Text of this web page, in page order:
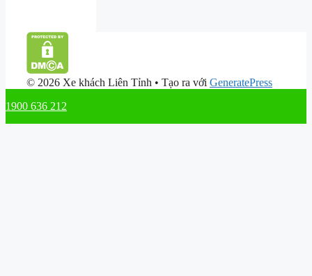
© 2026 Xe khách Liên Tỉnh • Tạo ra với GeneratePress
1900 636 212